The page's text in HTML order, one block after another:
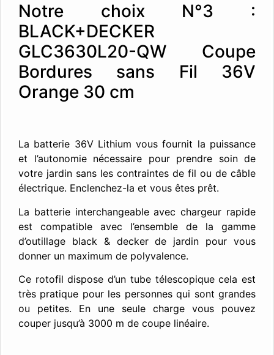
Notre choix N°3 :
BLACK+DECKER
GLC3630L20-QW Coupe
Bordures sans Fil 36V
Orange 30 cm
La batterie 36V Lithium vous fournit la puissance
et l’autonomie nécessaire pour prendre soin de
votre jardin sans les contraintes de fil ou de câble
électrique. Enclenchez-la et vous êtes prêt.
La batterie interchangeable avec chargeur rapide
est compatible avec l’ensemble de la gamme
d’outillage black & decker de jardin pour vous
donner un maximum de polyvalence.
Ce rotofil dispose d’un tube télescopique cela est
très pratique pour les personnes qui sont grandes
ou petites. En une seule charge vous pouvez
couper jusqu’à 3000 m de coupe linéaire.